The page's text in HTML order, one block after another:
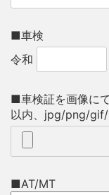
■車検
令和
■車検証を画像に
以内、jpg/png/gif/
■AT/MT